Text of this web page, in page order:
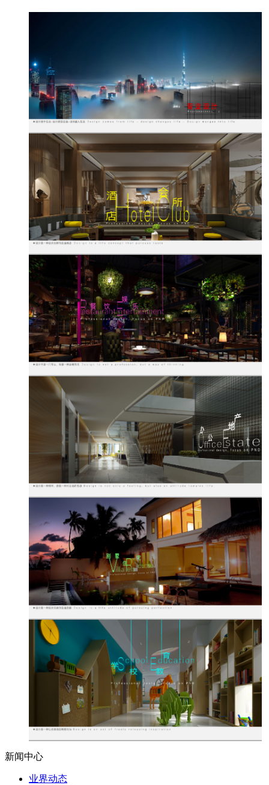
新闻中心
业界动态